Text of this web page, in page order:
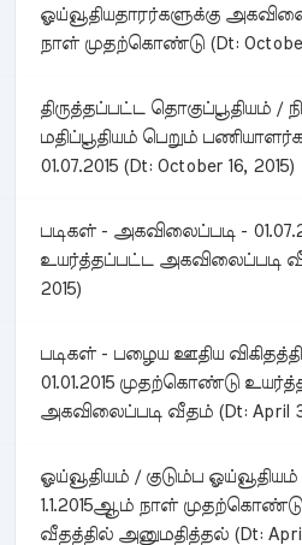
ஓய்வூதியதாரர்களுக்கு
நாள் முதற்கொண்டு (Dt: October
திருத்தப்பட்ட தொகுப்பூதியம்
மதிப்பூதியம் பெறும்
01.07.2015 (Dt: October 16, 2015)
படிகள் - அகவிலைப்படி -
உயர்த்தப்பட்ட அகவிலைப்படி
2015)
படிகள் - பழைய ஊதிய
01.01.2015 முதற்கொண்டு
அகவிலைப்படி வீதம் (Dt: April
ஓய்வூதியம் / குடும்ப
1.1.2015ஆம் நாள் முதற்கொண்டு
வீதத்தில் அனுமதித்தல் (Dt: April